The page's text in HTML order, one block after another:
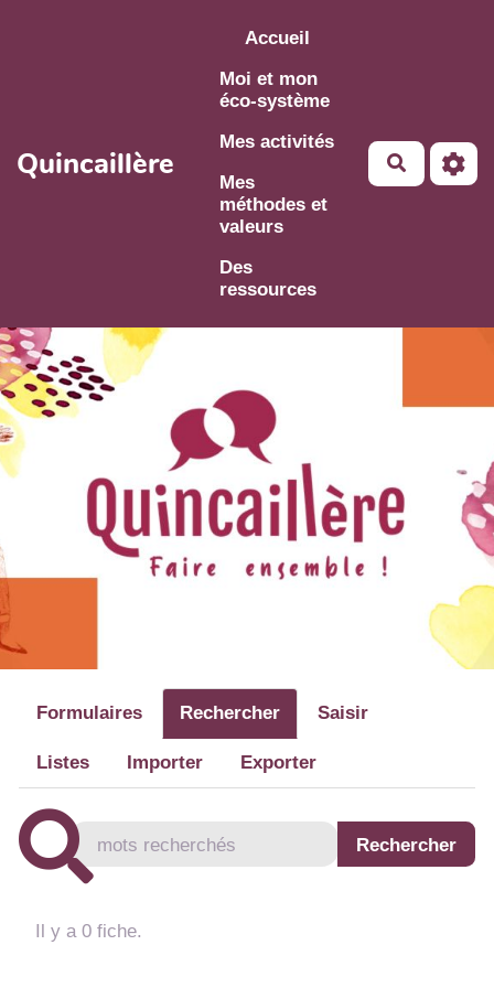
Aller au contenu principal
Quincaillère
Accueil
Moi et mon
éco-système
Mes activités
Mes
méthodes et
valeurs
Des
ressources
Formulaires Rechercher Saisir
Listes Importer Exporter
Il y a 0 fiche.